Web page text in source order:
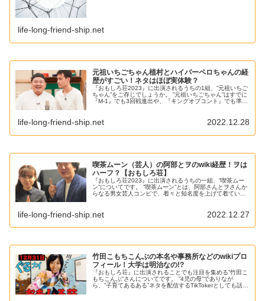
life-long-friend-ship.net
元祖いちごちゃん植村とハイパーペロちゃんの経
歴がすごい！ネタはほぼ実体験？
『おもしろ荘2023』に出演されるうちの1組、”元祖いちご
ちゃん”をご存じでしょうか。 ”元祖いちごちゃん”はすでに
『M-1』でも3回戦進出や、『キングオブコント』でも準決
life-long-friend-ship.net 2022.12.28
喫茶ムーン（芸人）の阿部とヲのwiki経歴！ヲは
ハーフ？【おもしろ荘】
『おもしろ荘2023』に出演されるうちの一組、”喫茶ムー
ン”についてです。 ”喫茶ムーン”とは、阿部さんとヲさんか
らなる男女芸人コンビで、着々と知名度を上げて着ている
life-long-friend-ship.net 2022.12.27
竹田こもちこんぶの本名や事務所などのwikiプロ
フィール！大学は明治なの!?
『おもしろ荘』に出演されることでも注目を集める”竹田こ
もちこんぶ”さんについてです。 ”4児の母”でありなが
ら、”子育てあるある”ネタを配信するTikTokerとしても話題